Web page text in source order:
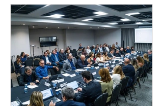
negociações das empregadas e dos
empregados exigiram que a Caixa refaça
os cálculos e apresente uma nova
proposta. O entendimento é que a
proposta